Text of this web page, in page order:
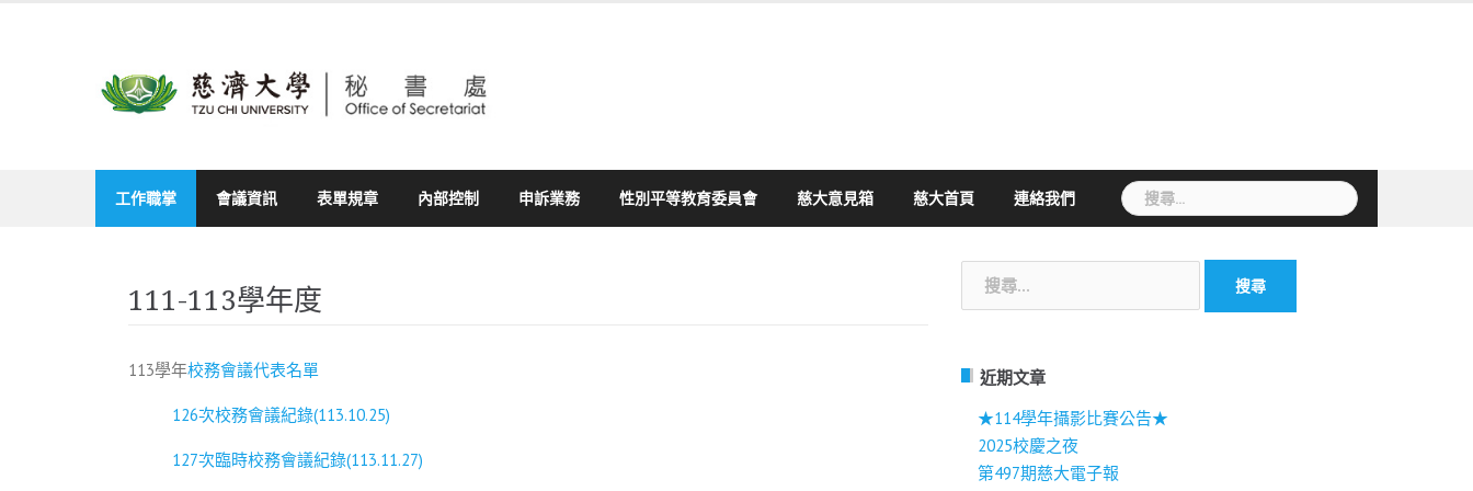
工作職掌 會議資訊 表單規章 內部控制 申訴業務 性別平等教育委員會 慈大意見箱 慈大首頁 連絡我們
搜
尋
鍵
111-113學年度
113學年校務會議代表名單
126次校務會議紀錄(113.10.25)
127次臨時校務會議紀錄(113.11.27)
關
近期文章
★114學年攝影比賽公告★
2025校慶之夜
第497期慈大電子報